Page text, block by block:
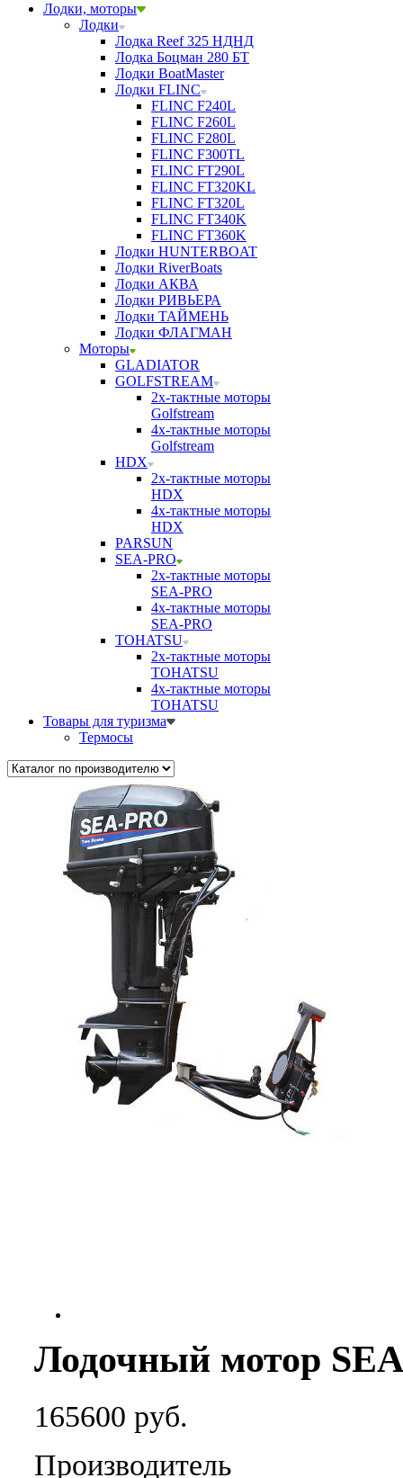
Лодки, моторы
Лодки
Лодка Reef 325 НДНД
Лодка Боцман 280 БТ
Лодки BoatMaster
Лодки FLINC
FLINC F240L
FLINC F260L
FLINC F280L
FLINC F300TL
FLINC FT290L
FLINC FT320KL
FLINC FT320L
FLINC FT340K
FLINC FT360K
Лодки HUNTERBOAT
Лодки RiverBoats
Лодки АКВА
Лодки РИВЬЕРА
Лодки ТАЙМЕНЬ
Лодки ФЛАГМАН
Моторы
GLADIATOR
GOLFSTREAM
2х-тактные моторы
Golfstream
4х-тактные моторы
Golfstream
HDX
2х-тактные моторы
HDX
4х-тактные моторы
HDX
PARSUN
SEA-PRO
2х-тактные моторы
SEA-PRO
4х-тактные моторы
SEA-PRO
TOHATSU
2х-тактные моторы
TOHATSU
4х-тактные моторы
TOHATSU
Товары для туризма
Термосы
Лодочный мотор
165600 руб.
Производитель